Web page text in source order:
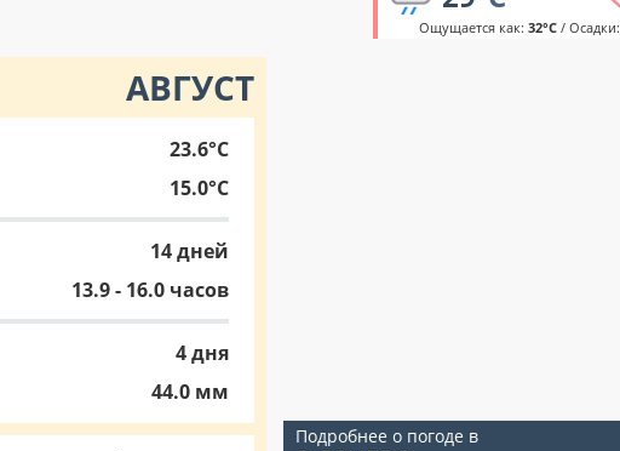
Ощущается как: 32°C/ Осадки:
АВГУСТ
23.6°C
15.0°C
14 дней
13.9 - 16.0 часов
4 дня
44.0 мм
Подробнее о погоде в